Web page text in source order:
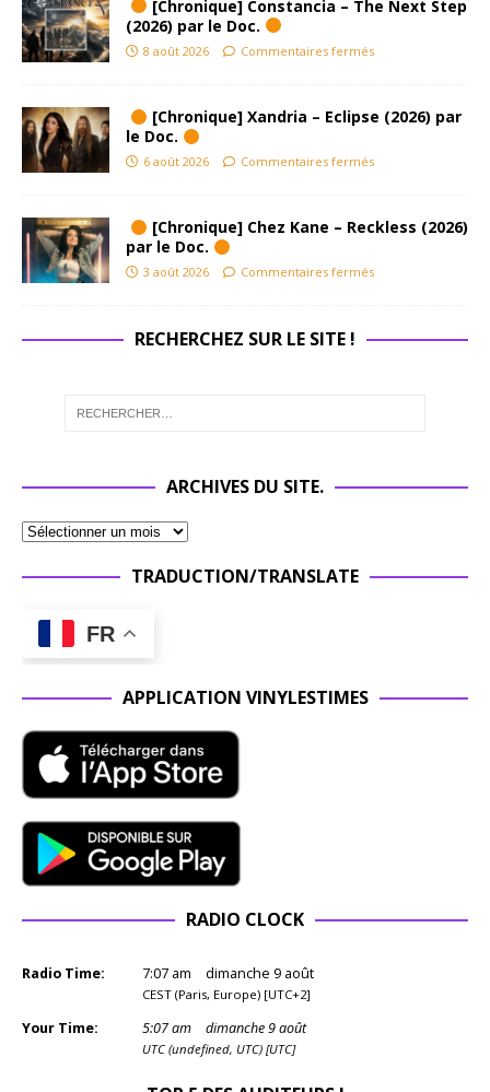
[Chronique] Constancia – The Next Step
(2026) par le Doc.
8 août 2026 Commentaires fermés
[Chronique] Xandria – Eclipse (2026) par
le Doc.
6 août 2026 Commentaires fermés
[Chronique] Chez Kane – Reckless (2026)
par le Doc.
3 août 2026 Commentaires fermés
RECHERCHEZ SUR LE SITE !
ARCHIVES DU SITE.
TRADUCTION/TRANSLATE
FR
APPLICATION VINYLESTIMES
RADIO CLOCK
Radio Time: 7:07 am dimanche 9 août
CEST (Paris, Europe) [UTC+2]
Your Time: 5:07am dimanche 9 août
UTC (undefined, UTC) [UTC]